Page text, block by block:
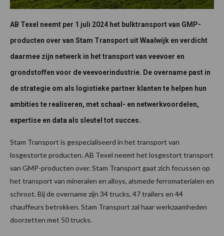
AB Texel neemt per 1 juli 2024 het bulktransport van GMP-
producten over van Stam Transport uit Waalwijk en verdicht
daarmee zijn netwerk in het transport van veevoer en
grondstoffen voor de veevoerindustrie. De overname past in
de strategie om als logistieke partner klanten te helpen hun
ambities te realiseren, met schaal- en netwerkvoordelen,
expertise en data als sleutel tot succes.
Stam Transport is gespecialiseerd in het transport van
losgestorte producten. AB Texel neemt het losgestort transport
van GMP-producten over. Stam Transport gaat zich focussen op
het transport van mineralen en alloys, alsmede ferromaterialen en
schroot. Bij de overname zijn 34 trucks, 47 trailers en 44
chauffeurs betrokken. Stam Transport zal haar werkzaamheden
doorzetten met 50 trucks.